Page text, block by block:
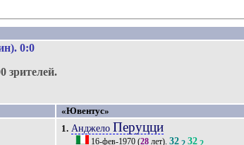
. 0:0
зрителей.
«Ювентус»
1. Анджело Перуцци
16-фев-1970 (28 лет).32 32